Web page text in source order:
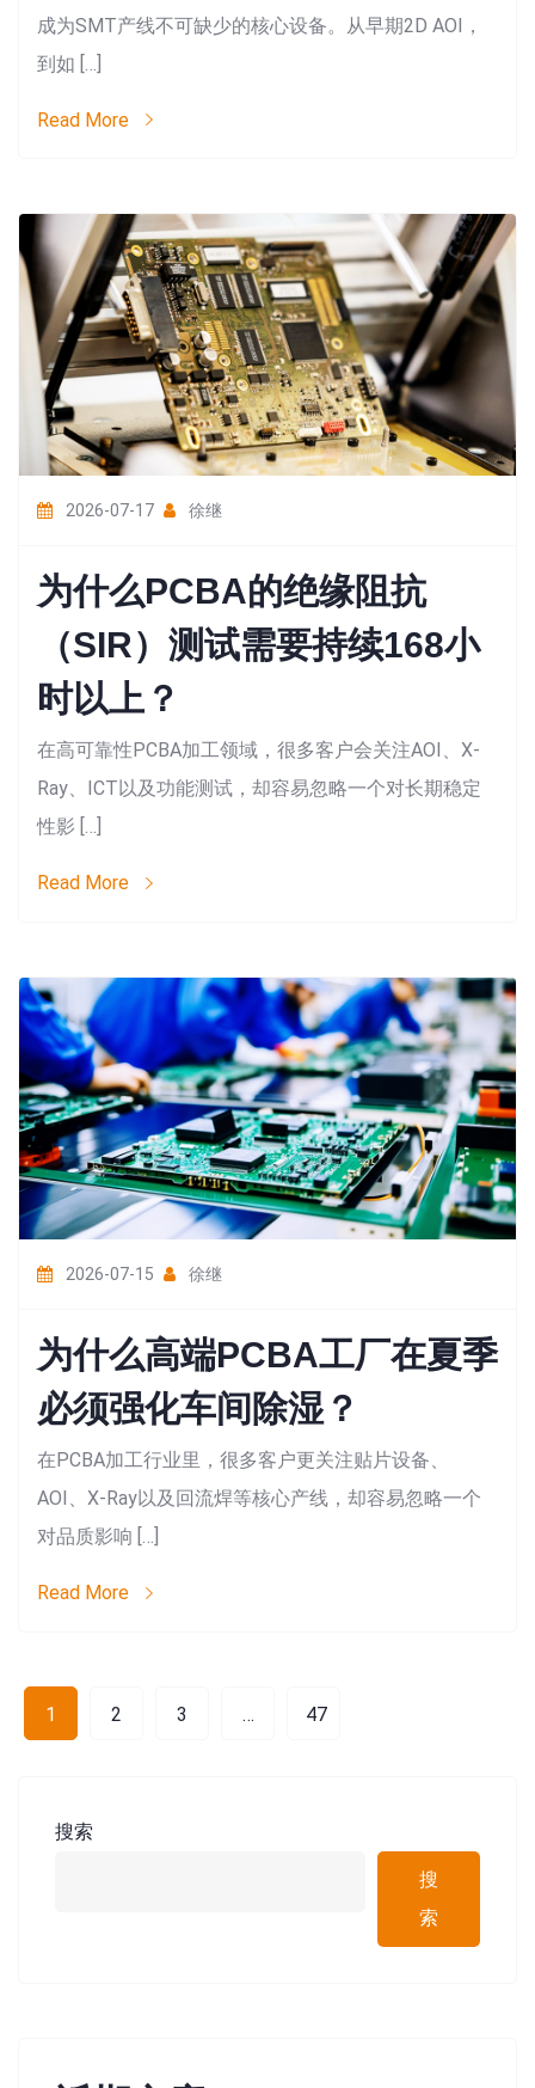
成为SMT产线不可缺少的核心设备。从早期2D AOI，
到如 […]
Read More
2026-07-17 徐继
为什么PCBA的绝缘阻抗
（SIR）测试需要持续168小
时以上？
在高可靠性PCBA加工领域，很多客户会关注AOI、X-
Ray、ICT以及功能测试，却容易忽略一个对长期稳定
性影 […]
Read More
2026-07-15 徐继
为什么高端PCBA工厂在夏季
必须强化车间除湿？
在PCBA加工行业里，很多客户更关注贴片设备、
AOI、X-Ray以及回流焊等核心产线，却容易忽略一个
对品质影响 […]
Read More
1 2 3 … 47
搜索
搜
索